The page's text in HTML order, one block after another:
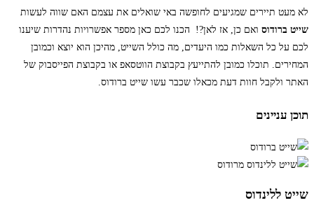
לא מעט תיירים שמגיעים לחופשה באי שואלים את עצמם האם שווה לעשות
שייט ברודוס ואם כן, אז לאן?! הכנו לכם כאן מספר אפשרויות נהדרות שיענו
לכם על כל השאלות כמו היעדים, מה כולל השייט, מהיכן הוא יוצא וכמובן
המחירים. תוכלו כמובן להתייעץ בקבוצת הווטסאפ או בקבוצת הפייסבוק של
האתר ולקבל חוות דעת מכאלו שכבר עשו שייט ברודוס.
תוכן עניינים
שייט ללינדוס